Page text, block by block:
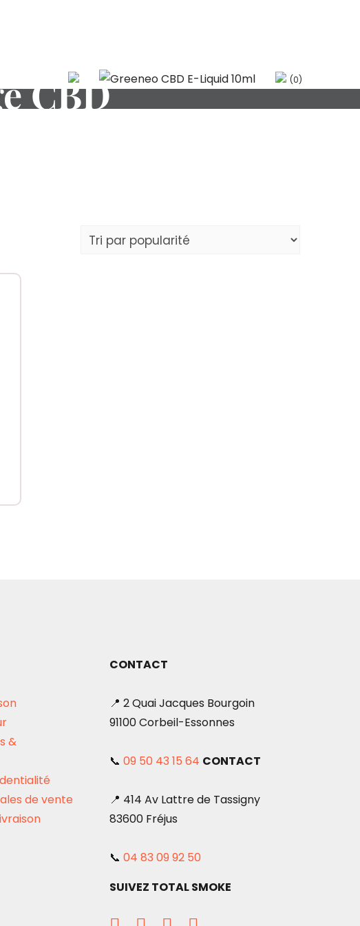
(0)
CBD
&
de vente
CONTACT
📍 2 Quai Jacques Bourgoin
91100 Corbeil-Essonnes
📞 09 50 43 15 64 CONTACT
📍 414 Av Lattre de Tassigny
83600 Fréjus
📞 04 83 09 92 50
SUIVEZ TOTAL SMOKE